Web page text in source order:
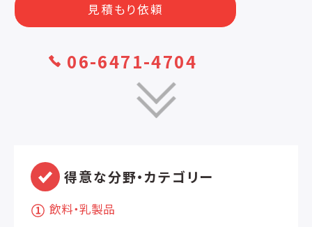
見積もり依頼
06-6471-4704
得意な分野・カテゴリー
飲料・乳製品